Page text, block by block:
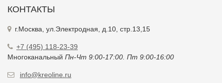
КОНТАКТЫ
г.Москва, ул.Электродная, д.10, стр.13,15
+7 (495) 118-23-39
Многоканальный Пн-Чт 9:00-17:00. Пт 9:00-16:00
info@kreoline.ru